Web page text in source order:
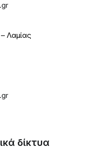
Λαμίας
δίκτυα